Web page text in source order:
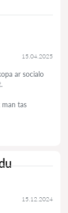
15.04.2025
ar socialo
man tas
15.12.2024